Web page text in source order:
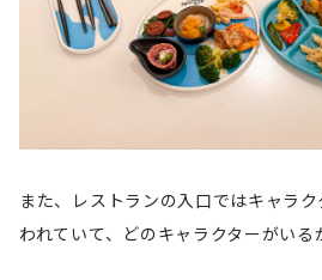
また、レストランの入口ではキャラ
われていて、どのキャラクターがいる